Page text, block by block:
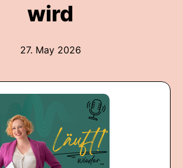
wird
27. May 2026